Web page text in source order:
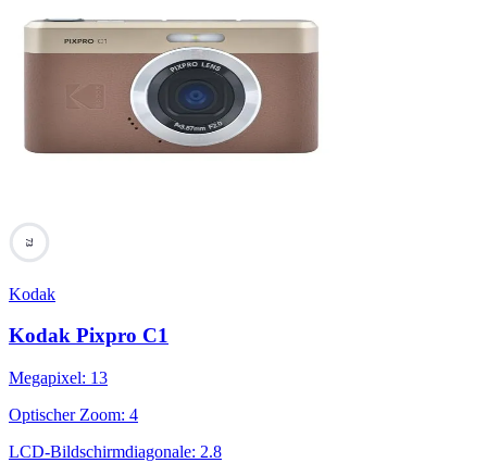
73
Kodak
Kodak Pixpro C1
Megapixel: 13
Optischer Zoom: 4
LCD-Bildschirmdiagonale: 2.8